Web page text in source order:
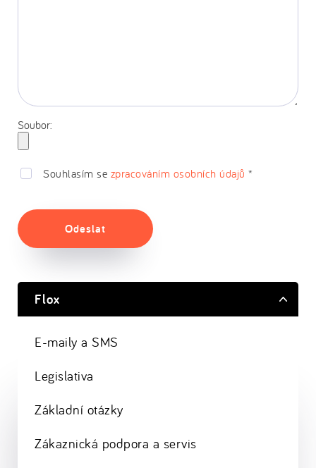
Soubor:
Souhlasím se zpracováním osobních údajů *
Odeslat
Flox
E-maily a SMS
Legislativa
Základní otázky
Zákaznická podpora a servis